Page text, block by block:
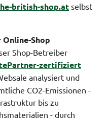
british-shop.at selbst
Shop
Shop-Betreiber
zertifiziert
analysiert und
CO2-Emissionen -
bis zu
- durch